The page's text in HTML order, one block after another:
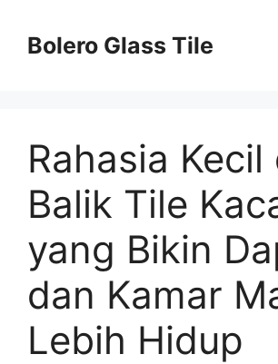
contentBolero Glass Tile
Rahasia Kecil
Balik Tile
yang Bikin
dan Kamar
Lebih Hidup